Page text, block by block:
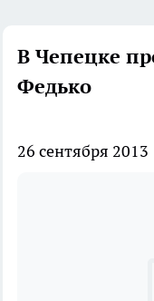
В Чепецке
Федько
26 сентября 2013